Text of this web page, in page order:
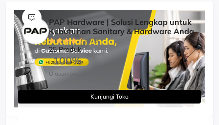
PAP Hardware | Solusi Lengkap untuk
Kebutuhan Sanitary & Hardware Anda
(479)
25 Produk
100%
Ulasan positif
Kunjungi Toko